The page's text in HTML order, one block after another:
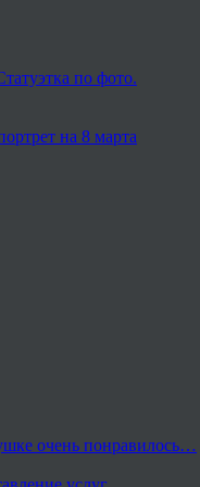
по фото.
на 8 марта
очень понравилось…